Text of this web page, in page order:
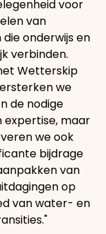
voor
van
onderwijs en
verbinden.
Wetterskip
we
de nodige
expertise, maar
we ook
bijdrage
van
op
van water- en